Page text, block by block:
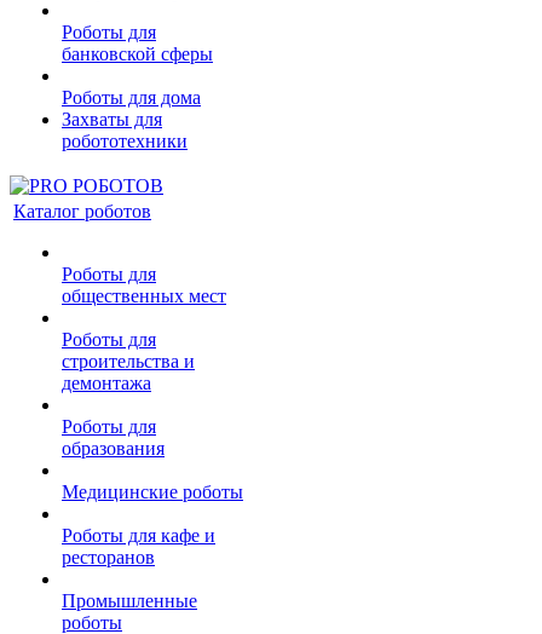
Роботы для
банковской сферы
Роботы для дома
Захваты для
робототехники
Каталог роботов
Роботы для
общественных мест
Роботы для
строительства и
демонтажа
Роботы для
образования
Медицинские роботы
Роботы для кафе и
ресторанов
Промышленные
роботы